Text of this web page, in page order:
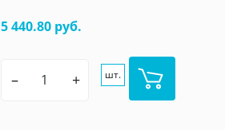
5 440.80 руб.
– + шт.